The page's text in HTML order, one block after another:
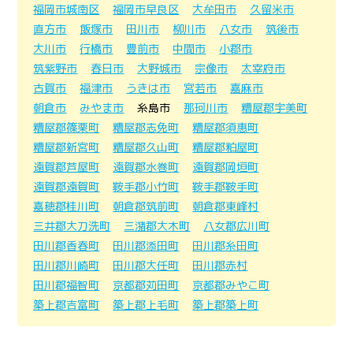
福岡市城南区
福岡市早良区 大牟田市
久留米市
直方市
飯塚市 田川市 柳川市 八女市
筑後市
大川市
行橋市 豊前市 中間市
小郡市
筑紫野市
春日市 大野城市 宗像市
太宰府市
古賀市
福津市 うきは市 宮若市
嘉麻市
朝倉市
みやま市 糸島市 那珂川市
糟屋郡宇美町
糟屋郡篠栗町
糟屋郡志免町
糟屋郡須惠町
糟屋郡新宮町
糟屋郡久山町
糟屋郡粕屋町
遠賀郡芦屋町
遠賀郡水巻町
遠賀郡岡垣町
遠賀郡遠賀町
鞍手郡小竹町
鞍手郡鞍手町
嘉穂郡桂川町
朝倉郡筑前町
朝倉郡東峰村
三井郡大刀洗町
三潴郡大木町
八女郡広川町
田川郡香春町
田川郡添田町
田川郡糸田町
田川郡川崎町
田川郡大任町
田川郡赤村
田川郡福智町
京都郡苅田町
京都郡みやこ町
築上郡吉富町
築上郡上毛町 築上郡築上町